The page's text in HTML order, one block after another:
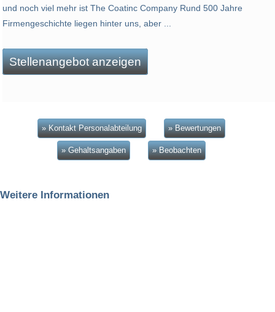
und noch viel mehr ist The Coatinc Company Rund 500 Jahre
Firmengeschichte liegen hinter uns, aber ...
Stellenangebot anzeigen
» Kontakt Personalabteilung » Bewertungen
» Gehaltsangaben » Beobachten
Weitere Informationen